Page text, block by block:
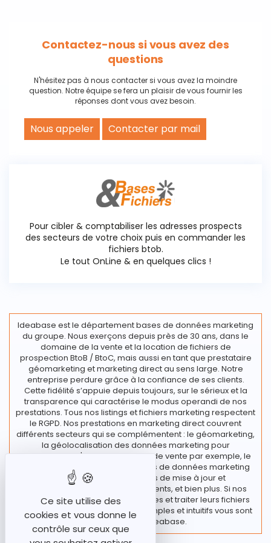
Contactez-nous si vous avez des
questions
N'hésitez pas à nous contacter si vous avez la moindre
question. Notre équipe se fera un plaisir de vous fournir les
réponses dont vous avez besoin.
Nous appeler Contacter par mail
Pour cibler & comptabiliser les adresses prospects
des secteurs de votre choix puis en commander les
fichiers btob.
Le tout OnLine & en quelques clics !
Ideabase est le département bases de données marketing
du groupe. Nous exerçons depuis près de 30 ans, dans le
domaine de la vente et la location de fichiers de
prospection BtoB / BtoC, mais aussi en tant que prestataire
géomarketing et marketing direct au sens large. Notre
entreprise perdure grâce à la confiance de ses clients.
Cette fidélité s’appuie depuis toujours, sur le sérieux et la
transparence qui caractérise le modus operandi de nos
prestations. Tous nos listings et fichiers marketing respectent
le RGPD. Nos prestations en marketing direct couvrent
différents secteurs qui se complémentent : le géomarketing,
la géolocalisation des données marketing pour
l’implantation d'un nouveau point de vente par exemple, le
traitement de vos fichiers et bases de données marketing
regroupant diverses actions de mise à jour et
enrichissement de vos fichiers clients, et bien plus. Si nos
clients souhaitent rester autonomes et traiter leurs fichiers
en interne, des outils marketing simples et intuitifs vous sont
proposés chez Ideabase.
Ce site utilise des
cookies et vous donne le
contrôle sur ceux que